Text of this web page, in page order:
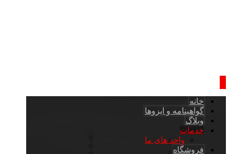
خانه
گواهینامه و ایزوها
وبلاگ
خدمات
واحد های ما
فروشگاه